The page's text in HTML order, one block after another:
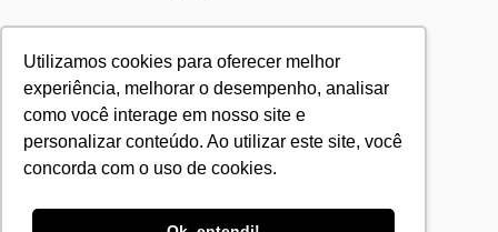
Utilizamos cookies para oferecer melhor
experiência, melhorar o desempenho, analisar
como você interage em nosso site e
personalizar conteúdo. Ao utilizar este site, você
concorda com o uso de cookies.
Agência Legions Marketing Digital
Rua Gaspar Moreira, 22, Butantã, São Paulo-SP
CEP 05505-000